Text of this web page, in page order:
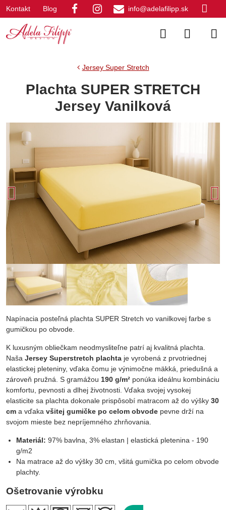
Kontakt Blog info@adelafilipp.sk
Jersey Super Stretch
Plachta SUPER STRETCH
Jersey Vanilková
Napínacia posteľná plachta SUPER Stretch vo vanilkovej farbe s
gumičkou po obvode.
K luxusným obliečkam neodmysliteľne patrí aj kvalitná plachta.
Naša Jersey Superstretch plachta je vyrobená z prvotriednej
elastickej pleteniny, vďaka čomu je výnimočne mäkká, priedušná a
zároveň pružná. S gramážou 190 g/m² ponúka ideálnu kombináciu
komfortu, pevnosti a dlhej životnosti. Vďaka svojej vysokej
elasticite sa plachta dokonale prispôsobí matracom až do výšky 30
cm a vďaka všitej gumičke po celom obvode pevne drží na
svojom mieste bez nepríjemného zhrňovania.
Materiál: 97% bavlna, 3% elastan | elastická pletenina - 190
g/m2
Na matrace až do výšky 30 cm, všitá gumička po celom obvode
plachty.
Ošetrovanie výrobku